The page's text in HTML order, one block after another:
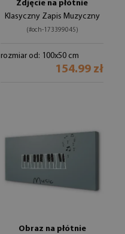
Zdjęcie na płótnie
Klasyczny Zapis Muzyczny
(#och-173399045)
rozmiar od: 100x50 cm
154.99 zł
Obraz na płótnie